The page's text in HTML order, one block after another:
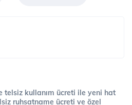
telsiz kullanım ücreti ile yeni hat
ruhsatname ücreti ve özel